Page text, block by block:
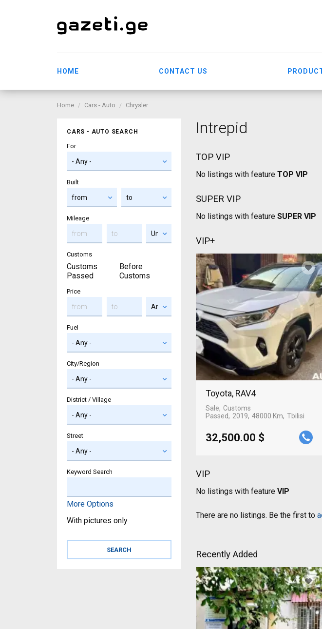
HOME CONTACT US
Home Cars - Auto Chrysler
CARS - AUTO SEARCH
For
Built
Mileage
Customs
Customs
Passed
Before
Customs
Price
Fuel
City/Region
District / Village
Street
Keyword Search
More Options
With pictures only
Intrepid
TOP VIP
No listings with feature TOP VIP
SUPER VIP
No listings with feature SUPER VIP
VIP+
Toyota, RAV4
Sale Customs
Passed
2019 48000 Km Tbilisi
32,500.00 $
VIP
No listings with feature VIP
There are no listings. Be the first to
Recently Added